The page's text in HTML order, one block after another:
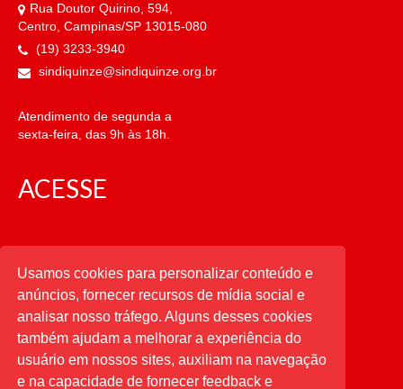
Rua Doutor Quirino, 594,
Centro, Campinas/SP 13015-080
(19) 3233-3940
sindiquinze@sindiquinze.org.br
Atendimento de segunda a
sexta-feira, das 9h às 18h.
ACESSE
CATEGORIAS
CATEGORIAS
PESQUISAR
Usamos cookies para personalizar conteúdo e
anúncios, fornecer recursos de mídia social e
analisar nosso tráfego. Alguns desses cookies
também ajudam a melhorar a experiência do
usuário em nossos sites, auxiliam na navegação
e na capacidade de fornecer feedback e